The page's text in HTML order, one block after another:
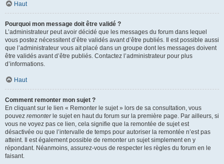
Haut
Pourquoi mon message doit être validé ?
L’administrateur peut avoir décidé que les messages du forum dans lequel
vous postez nécessitent d’être validés avant d’être publiés. Il est possible aussi
que l’administrateur vous ait placé dans un groupe dont les messages doivent
être validés avant d’être publiés. Contactez l’administrateur pour plus
d’informations.
Haut
Comment remonter mon sujet ?
En cliquant sur le lien « Remonter le sujet » lors de sa consultation, vous
pouvez remonterle sujet en haut du forum sur la première page. Par ailleurs, si
vous ne voyez pas ce lien, cela signifie que la remontée de sujet est
désactivée ou que l’intervalle de temps pour autoriser la remontée n’est pas
atteint. Il est également possible de remonter un sujet simplement en y
répondant. Néanmoins, assurez-vous de respecter les règles du forum en le
faisant.